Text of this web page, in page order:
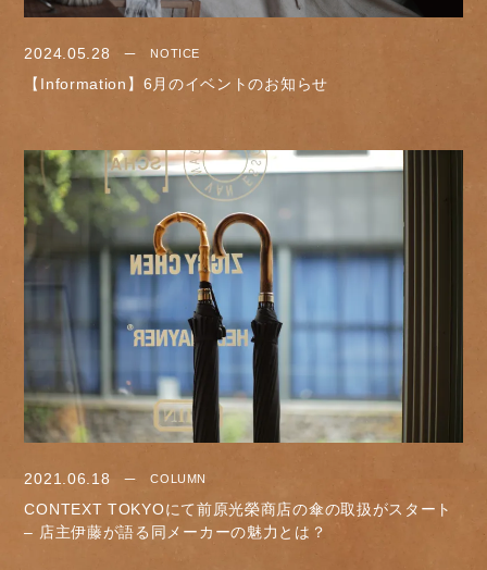
2024.05.28 NOTICE
【Information】6月のイベントのお知らせ
2021.06.18 COLUMN
CONTEXT TOKYOにて前原光榮商店の傘の取扱がスタート
– 店主伊藤が語る同メーカーの魅力とは？